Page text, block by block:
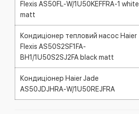
Flexis AS50FL-W/1U50KEFFRA-1 white
matt
Кондиціонер тепловий насос Haier
Flexis AS50S2SF1FA-
BH1/1U50S2SJ2FA black matt
Кондиціонер Haier Jade
AS50JDJHRA-W/1U50REJFRA